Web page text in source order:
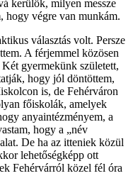
kerülök, milyen messze
hogy végre van munkám.
választás volt. Persze
A férjemmel közösen
gyermekünk született,
hogy jól döntöttem,
is, de Fehérváron
főiskolák, amelyek
anyaintézményem, a
hogy a „név
De ha az itteniek közül
lehetőségképp ott
Fehérvárról közel fél óra